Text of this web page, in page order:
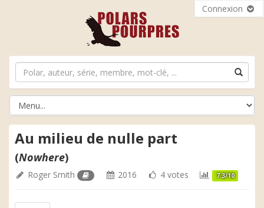
Connexion
Au milieu de nulle part
(Nowhere)
Roger Smith 2016 4 votes 7.3/10